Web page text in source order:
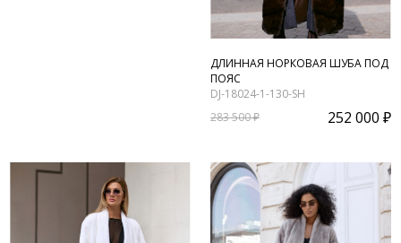
ДЛИННАЯ НОРКОВАЯ ШУБА ПОД
ПОЯС
DJ-18024-1-130-SH
283 500 ₽
252 000 ₽